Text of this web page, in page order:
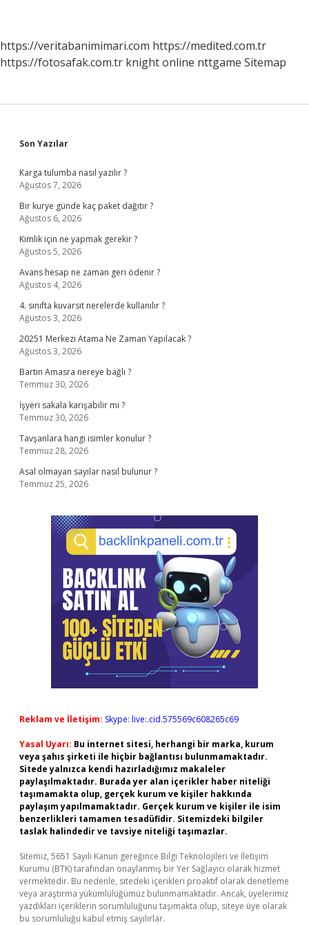
https://veritabanimimari.com https://medited.com.tr
https://fotosafak.com.tr knight online nttgame Sitemap
Sidebar
Son Yazılar
Karga tulumba nasıl yazılır ?
Ağustos 7, 2026
Bir kurye günde kaç paket dağıtır ?
Ağustos 6, 2026
Kimlik için ne yapmak gerekir ?
Ağustos 5, 2026
Avans hesap ne zaman geri ödenir ?
Ağustos 4, 2026
4. sınıfta kuvarsit nerelerde kullanılır ?
Ağustos 3, 2026
20251 Merkezi Atama Ne Zaman Yapılacak ?
Ağustos 3, 2026
Bartın Amasra nereye bağlı ?
Temmuz 30, 2026
İşyeri sakala karışabilir mi ?
Temmuz 30, 2026
Tavşanlara hangi isimler konulur ?
Temmuz 28, 2026
Asal olmayan sayılar nasıl bulunur ?
Temmuz 25, 2026
Reklam ve İletişim: Skype: live:.cid.575569c608265c69
Yasal Uyarı: Bu internet sitesi, herhangi bir marka, kurum
veya şahıs şirketi ile hiçbir bağlantısı bulunmamaktadır.
Sitede yalnızca kendi hazırladığımız makaleler
paylaşılmaktadır. Burada yer alan içerikler haber niteliği
taşımamakta olup, gerçek kurum ve kişiler hakkında
paylaşım yapılmamaktadır. Gerçek kurum ve kişiler ile isim
benzerlikleri tamamen tesadüfidir. Sitemizdeki bilgiler
taslak halindedir ve tavsiye niteliği taşımazlar.
Sitemiz, 5651 Sayılı Kanun gereğince Bilgi Teknolojileri ve İletişim
Kurumu (BTK) tarafından onaylanmış bir Yer Sağlayıcı olarak hizmet
vermektedir. Bu nedenle, sitedeki içerikleri proaktif olarak denetleme
veya araştırma yükümlülüğümüz bulunmamaktadır. Ancak, üyelerimiz
yazdıkları içeriklerin sorumluluğunu taşımakta olup, siteye üye olarak
bu sorumluluğu kabul etmiş sayılırlar.